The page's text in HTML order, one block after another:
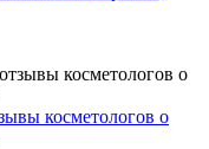
косметологов о